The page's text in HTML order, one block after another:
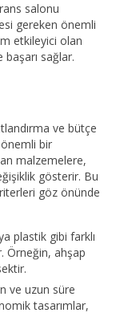
salonu
gereken önemli
etkileyici olan
başarı sağlar.
ve bütçe
önemli bir
malzemelere,
gösterir. Bu
göz önünde
plastik gibi farklı
Örneğin, ahşap
ve uzun süre
tasarımlar,